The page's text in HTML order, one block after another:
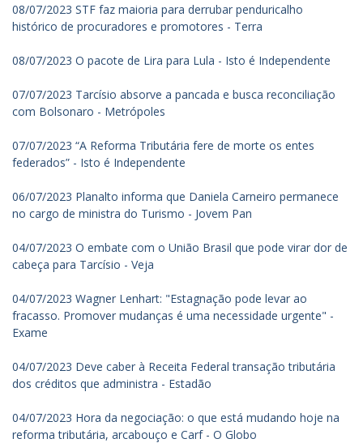
08/07/2023 STF faz maioria para derrubar penduricalho
histórico de procuradores e promotores - Terra
08/07/2023 O pacote de Lira para Lula - Isto é Independente
07/07/2023 Tarcísio absorve a pancada e busca reconciliação
com Bolsonaro - Metrópoles
07/07/2023 “A Reforma Tributária fere de morte os entes
federados” - Isto é Independente
06/07/2023 Planalto informa que Daniela Carneiro permanece
no cargo de ministra do Turismo - Jovem Pan
04/07/2023 O embate com o União Brasil que pode virar dor de
cabeça para Tarcísio - Veja
04/07/2023 Wagner Lenhart: "Estagnação pode levar ao
fracasso. Promover mudanças é uma necessidade urgente" -
Exame
04/07/2023 Deve caber à Receita Federal transação tributária
dos créditos que administra - Estadão
04/07/2023 Hora da negociação: o que está mudando hoje na
reforma tributária, arcabouço e Carf - O Globo